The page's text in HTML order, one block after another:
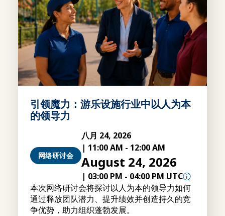
引领魔力：游乐设施行业中以人为本
的领导力
网络研讨会
八月 24, 2026
| 11:00 AM - 12:00 AM
August 24, 2026
| 03:00 PM - 04:00 PM UTC
本次网络研讨会将探讨以人为本的领导力如何
通过释放团队潜力、提升绩效并创造持久的竞
争优势，助力组织蓬勃发展。